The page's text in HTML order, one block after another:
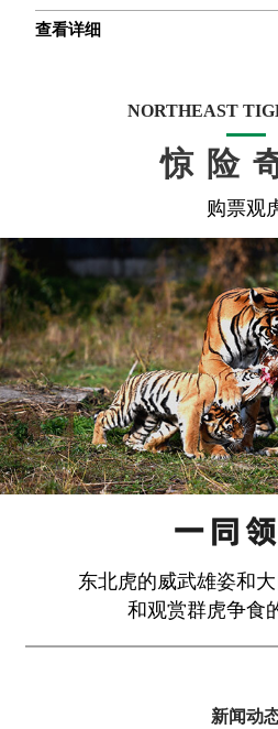
查看详细
NORTHEAST
惊险
东北虎的威武雄姿和
和观赏群虎争食
新闻动